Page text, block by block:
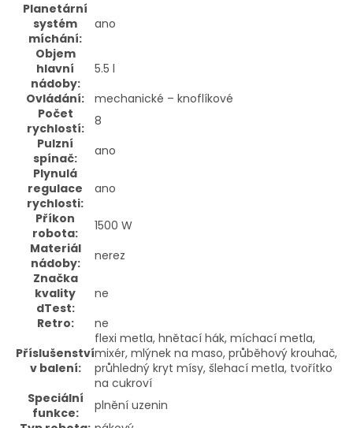
Planetární
systém
míchání:
ano
Objem
hlavní
nádoby:
5.5 l
Ovládání:
mechanické – knoflíkové
Počet
rychlostí:
8
Pulzní
spínač:
ano
Plynulá
regulace
rychlosti:
ano
Příkon
robota:
1500 W
Materiál
nádoby:
nerez
Značka
kvality
dTest:
ne
Retro:
ne
Příslušenství
v balení:
flexi metla, hnětací hák, míchací metla,
mixér, mlýnek na maso, průběhový krouhač,
průhledný kryt mísy, šlehací metla, tvořítko
na cukroví
Speciální
funkce:
plnění uzenin